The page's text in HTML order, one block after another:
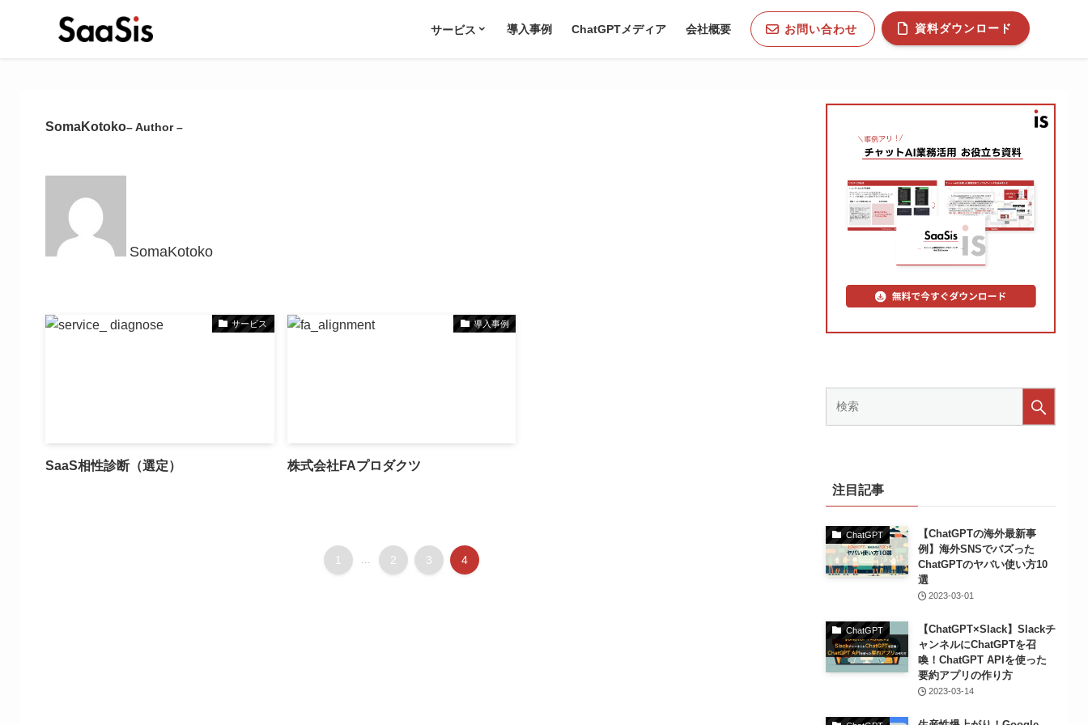
サービス 導入事例 ChatGPTメディア 会社概要 お問い合わせ 資料ダウンロード
SomaKotoko– Author –
SomaKotoko
サービス
SaaS相性診断（選定）
導入事例
株式会社FAプロダクツ
1 2 3 4
注目記事
ChatGPT
【ChatGPTの海外最新事
例】海外SNSでバズった
ChatGPTのヤバい使い方10
選
2023-03-01
ChatGPT
【ChatGPT×Slack】Slackチ
ャンネルにChatGPTを召
喚！ChatGPT APIを使った
要約アプリの作り方
2023-03-14